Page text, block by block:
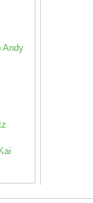
Andy
Kai